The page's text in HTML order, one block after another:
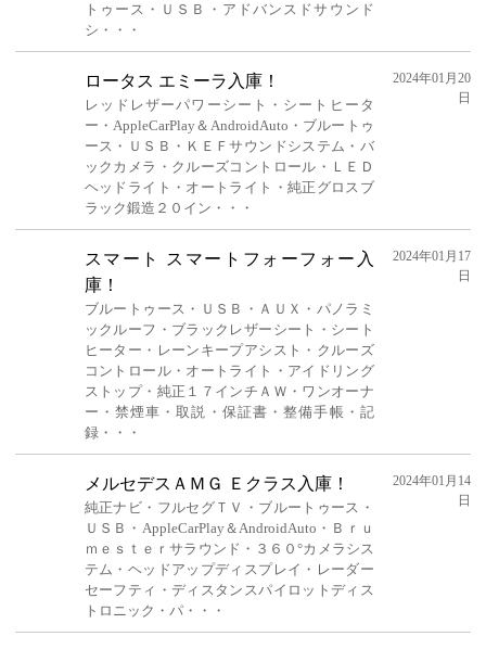
トゥース・ＵＳＢ・アドバンスドサウンド
シ・・・
ロータス エミーラ入庫！
レッドレザーパワーシート・シートヒータ
ー・AppleCarPlay＆AndroidAuto・ブルートゥ
ース・ＵＳＢ・ＫＥＦサウンドシステム・バ
ックカメラ・クルーズコントロール・ＬＥＤ
ヘッドライト・オートライト・純正グロスブ
ラック鍛造２０イン・・・
2024年01月20
日
スマート スマートフォーフォー入
庫！
ブルートゥース・ＵＳＢ・ＡＵＸ・パノラミ
ックルーフ・ブラックレザーシート・シート
ヒーター・レーンキープアシスト・クルーズ
コントロール・オートライト・アイドリング
ストップ・純正１７インチＡＷ・ワンオーナ
ー・禁煙車・取説・保証書・整備手帳・記
録・・・
2024年01月17
日
メルセデスＡＭＧ Ｅクラス入庫！
純正ナビ・フルセグＴＶ・ブルートゥース・
ＵＳＢ・AppleCarPlay＆AndroidAuto・Ｂｒｕ
ｍｅｓｔｅｒサラウンド・３６０°カメラシス
テム・ヘッドアップディスプレイ・レーダー
セーフティ・ディスタンスパイロットディス
トロニック・パ・・・
2024年01月14
日